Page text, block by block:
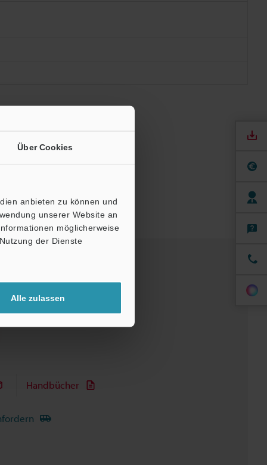
Über Cookies
anbieten zu können und
unserer Website an
möglicherweise
der Dienste
Alle zulassen
Handbücher